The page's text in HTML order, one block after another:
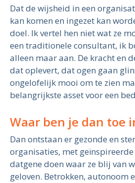
Dat de wijsheid in een
kan komen en ingezet kan
doel. Ik vertel hen niet wat ze
een traditionele consultant, ik
alleen maar aan. De kracht en
dat oplevert, dat ogen gaan
ongelofelijk mooi om te zien
belangrijkste asset voor een
Waar ben je dan toe
Dan ontstaan er gezonde en
organisaties, met
datgene doen waar ze blij van
geloven. Betrokken, autonoom